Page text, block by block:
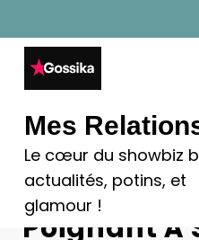
au
contenu
Mes
Le cœur du showbiz
actualités, potins, et
glamour !
Anouchka
Poignant À